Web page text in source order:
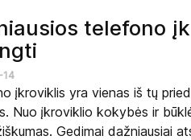
telefono
14
įkroviklis yra vienas iš tų
Nuo įkroviklio kokybės ir
Gedimai dažniausiai